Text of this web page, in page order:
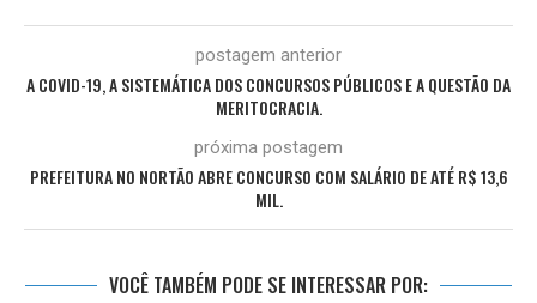
postagem anterior
A COVID-19, A SISTEMÁTICA DOS CONCURSOS PÚBLICOS E A QUESTÃO DA
MERITOCRACIA.
próxima postagem
PREFEITURA NO NORTÃO ABRE CONCURSO COM SALÁRIO DE ATÉ R$ 13,6
MIL.
VOCÊ TAMBÉM PODE SE INTERESSAR POR: